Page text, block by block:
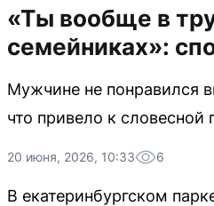
«Ты вообще в
семейниках»:
Мужчине не понравился
что привело к словесной
20 июня, 2026, 10:33 6
В екатеринбургском